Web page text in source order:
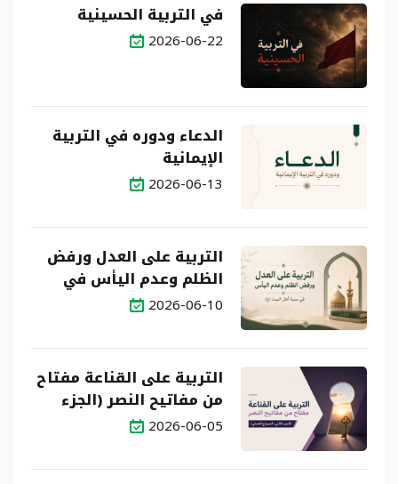
في التربية الحسينية
2026-06-22
الدعاء ودوره في التربية
الإيمانية
2026-06-13
التربية على العدل ورفض
الظلم وعدم اليأس في
سيرة أهل البيت (ع)
2026-06-10
التربية على القناعة مفتاح
من مفاتيح النصر (الجزء
الثاني: النموذج العملي)
2026-06-05